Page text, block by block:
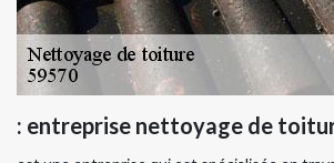
: entreprise nettoyage de